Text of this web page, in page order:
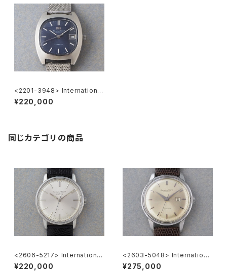
<2201-3948> International
Watch Co.
¥220,000
同じカテゴリの商品
<2606-5217> International
National Co. "TURLER"
¥220,000
<2603-5048> Internationa
l National Co. Ref.648A
¥275,000